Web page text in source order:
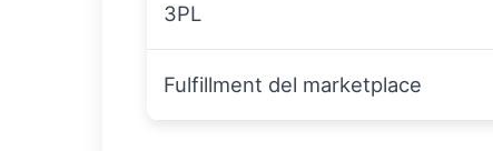
3PL
Fulfillment del marketplace